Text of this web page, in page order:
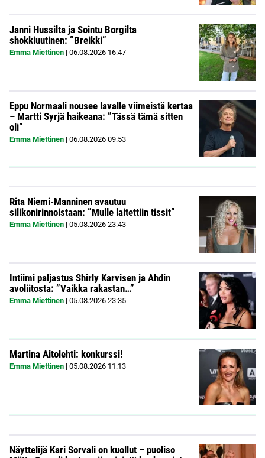
Janni Hussilta ja Sointu Borgilta
shokkiuutinen: ”Breikki”
Emma Miettinen | 06.08.2026 16:47
Eppu Normaali nousee lavalle viimeistä kertaa
– Martti Syrjä haikeana: ”Tässä tämä sitten
oli”
Emma Miettinen | 06.08.2026 09:53
Rita Niemi-Manninen avautuu
silikonirinnoistaan: ”Mulle laitettiin tissit”
Emma Miettinen | 05.08.2026 23:43
Intiimi paljastus Shirly Karvisen ja Ahdin
avoliitosta: ”Vaikka rakastan…”
Emma Miettinen | 05.08.2026 23:35
Martina Aitolehti: konkurssi!
Emma Miettinen | 05.08.2026 11:13
Näyttelijä Kari Sorvali on kuollut – puoliso